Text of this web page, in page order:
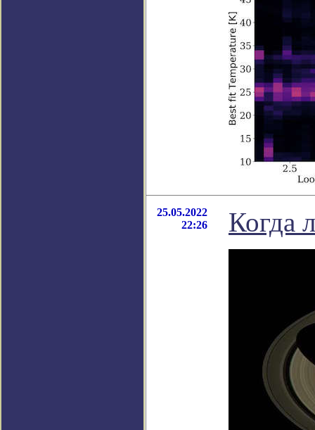
25.05.2022
22:26
Когда